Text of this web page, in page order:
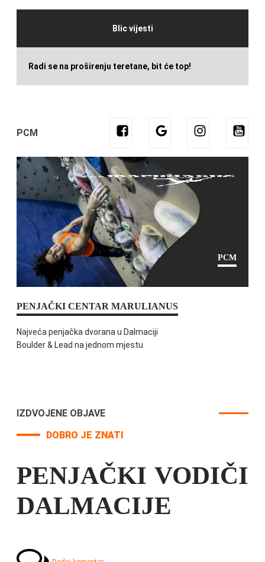
Blic vijesti
Radi se na proširenju teretane, bit će top!
PCM
PCM
PENJAČKI CENTAR MARULIANUS
Najveća penjačka dvorana u Dalmaciji
Boulder & Lead na jednom mjestu
IZDVOJENE OBJAVE
DOBRO JE ZNATI
PENJAČKI VODIČI
DALMACIJE